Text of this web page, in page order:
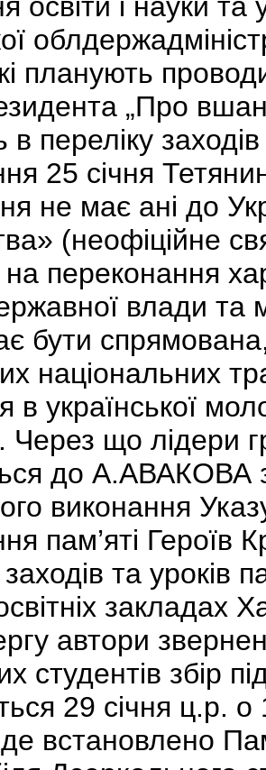
планують
„Про
в переліку
25 січня
не має ані до
(неофіційне
переконання
влади та
бути
національних
в української
Через що лідери
до А.АВАКОВА
виконання
пам’яті Героїв
та уроків
закладах
автори
студентів збір
29 січня ц.р.
встановлено